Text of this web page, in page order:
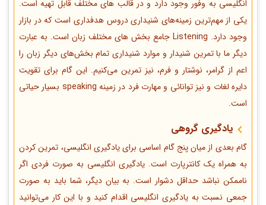
انگلیسی به وفور وجود دارد و در قالب های مختلف قابل تهیه است.
یکی از مهم‌ترین زمینه‌های شنیداری دروس هدفداری است که در بازار
وجود دارد. Listening جامع بخش های مختلف زبان است. به عبارت
دیگر ما با تمرین شنیدار و موارد شنیداری تمام بخش‌های دیگر زبان را
اعم از گرامر، نوشتار و فرم، نیز تمرین می‌کنیم. این گام برای تقویت
دایره لغات و نیز توانائی و مهارت فرد در زمینه speaking بسیار حیاتی
است.
یادگیری گروهی
گام بعدی از میان پنج گام اساسی برای یادگیری انگلیسی، تمرین کردن
به همراه یک کانترپارت است. یادگیری انگلیسی به صورت فردی اگر
ناممکن نباشد حداقل دشوار است. به بیان دیگر، شما باید به صورت
جمعی نسبت به یادگیری انگلیسی اقدام کنید و با این کار می‌توانید